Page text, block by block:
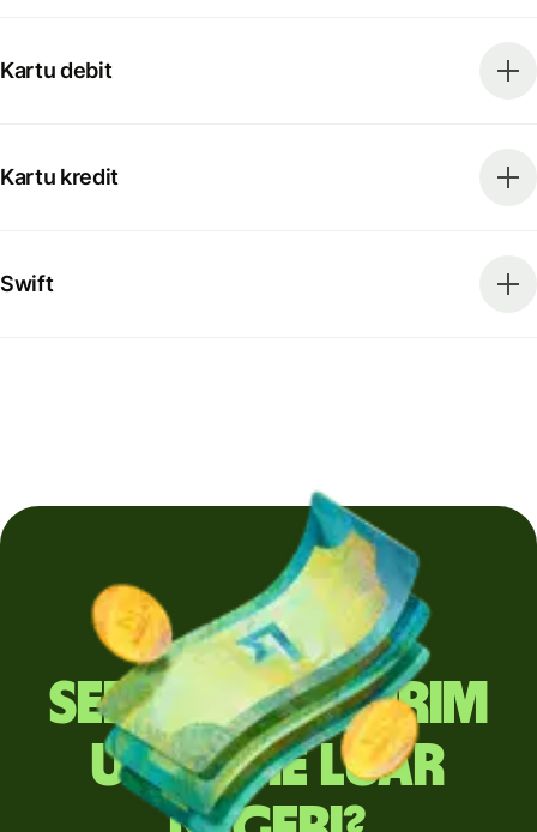
Kartu debit
Kartu kredit
Swift
Sering mengirim
uang ke luar